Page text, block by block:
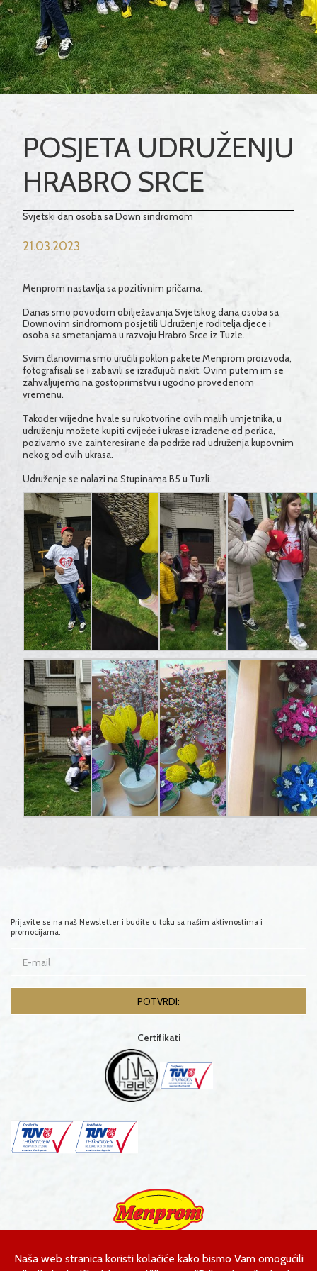
POSJETA UDRUŽENJU
HRABRO SRCE
Svjetski dan osoba sa Down sindromom
21.03.2023
Menprom nastavlja sa pozitivnim pričama.
Danas smo povodom obilježavanja Svjetskog dana osoba sa
Downovim sindromom posjetili Udruženje roditelja djece i
osoba sa smetanjama u razvoju Hrabro Srce iz Tuzle.
Svim članovima smo uručili poklon pakete Menprom proizvoda,
fotografisali se i zabavili se izrađujući nakit. Ovim putem im se
zahvaljujemo na gostoprimstvu i ugodno provedenom
vremenu.
Također vrijedne hvale su rukotvorine ovih malih umjetnika, u
udruženju možete kupiti cvijeće i ukrase izrađene od perlica,
pozivamo sve zainteresirane da podrže rad udruženja kupovnim
nekog od ovih ukrasa.
Udruženje se nalazi na Stupinama B5 u Tuzli.
Prijavite se na naš Newsletter i budite u toku sa našim aktivnostima i
promocijama:
Certifikati